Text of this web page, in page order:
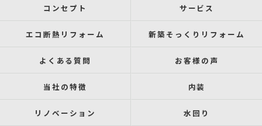
コンセプト サービス
エコ断熱リフォーム 新築そっくりリフォーム
よくある質問 お客様の声
当社の特徴 内装
リノベーション 水回り